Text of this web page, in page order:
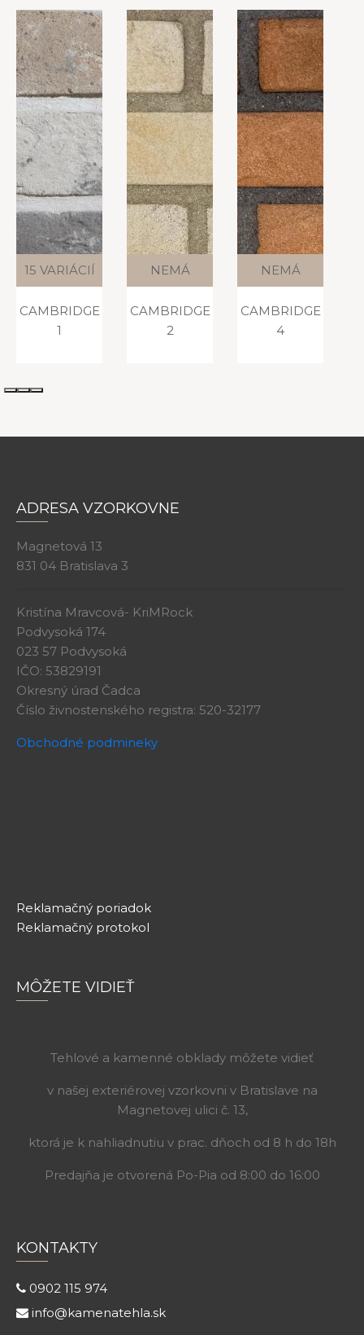
NEMÁ
CAMBRIDGE
2
NEMÁ
CAMBRIDGE
4
NEMÁ
CAMBRIDGE
7
ADRESA VZORKOVNE
Magnetová 13
831 04 Bratislava 3
Kristína Mravcová- KriMRock
Podvysoká 174
023 57 Podvysoká
IČO: 53829191
Okresný úrad Čadca
Číslo živnostenského registra: 520-32177
Obchodné podmineky
Reklamačný poriadok
Reklamačný protokol
MÔŽETE VIDIEŤ
Tehlové a kamenné obklady môžete vidieť
v našej exteriérovej vzorkovni v Bratislave na
Magnetovej ulici č. 13,
ktorá je k nahliadnutiu v prac. dňoch od 8 h do 18h
Predajňa je otvorená Po-Pia od 8:00 do 16:00
KONTAKTY
0902 115 974
info@kamenatehla.sk